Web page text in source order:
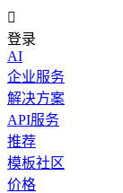

登录
AI
企业服务
解决方案
API服务
推荐
模板社区
价格